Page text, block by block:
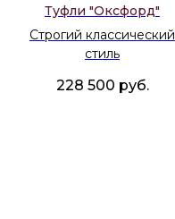
Туфли "Оксфорд"
Строгий классический
стиль
228 500 руб.